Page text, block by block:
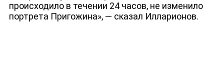
происходило в течении 24 часов, не изменило
портрета Пригожина», — сказал Илларионов.